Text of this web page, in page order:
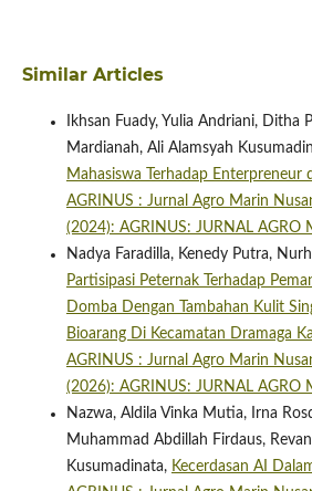
Similar Articles
Ikhsan Fuady, Yulia Andriani, Ditha
Mardianah, Ali Alamsyah
Mahasiswa Terhadap Enterpreneur
AGRINUS : Jurnal Agro Marin
(2024): AGRINUS: JURNAL AGRO
Nadya Faradilla, Kenedy Putra,
Partisipasi Peternak Terhadap
Domba Dengan Tambahan Kulit
Bioarang Di Kecamatan Dramaga
AGRINUS : Jurnal Agro Marin
(2026): AGRINUS: JURNAL AGRO
Nazwa, Aldila Vinka Mutia, Irna
Muhammad Abdillah Firdaus,
Kusumadinata, Kecerdasan AI